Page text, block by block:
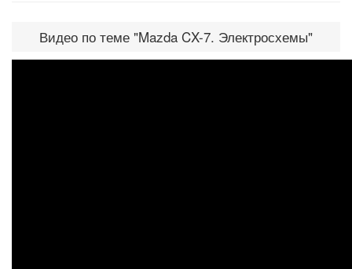
Видео по теме "Mazda CX-7. Электросхемы"